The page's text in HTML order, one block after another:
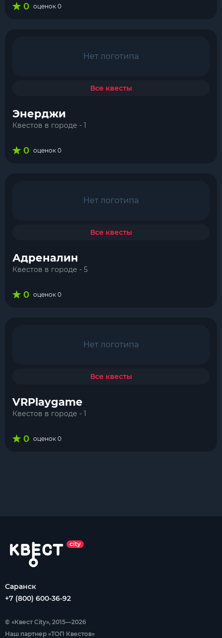
0 оценок 0
Нет логотипа
Все квесты
Энерджи
Квестов в городе - 1
0 оценок 0
Нет логотипа
Все квесты
Адреналин
Квестов в городе - 5
0 оценок 0
Нет логотипа
Все квесты
VRPlaygame
Квестов в городе - 1
0 оценок 0
Саранск
+7 (800) 600-36-92
© «Квест City», 2015—2026
Наш партнер «ТОП Квестов»